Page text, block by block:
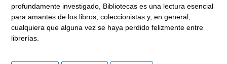
profundamente investigado, Bibliotecas es una lectura esencial
para amantes de los libros, coleccionistas y, en general,
cualquiera que alguna vez se haya perdido felizmente entre
librerías.